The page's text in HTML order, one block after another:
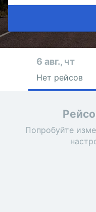
6 авг., чт
Нет рейсов
Попробуйте